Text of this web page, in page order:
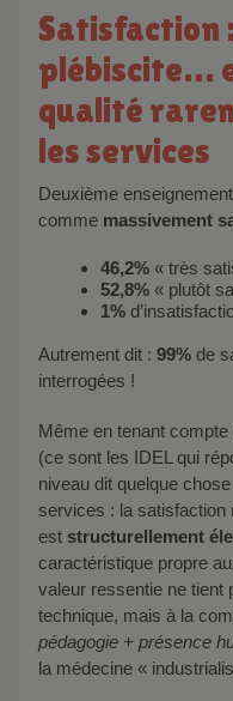
Satisfaction : quasi-
plébiscite…
qualité
les services
Deuxième enseignement : vos patients sont perçus
comme massivement
46,2% « très
52,8% « plutôt
1%
Autrement dit : 99% de
interrogées !
Même en tenant compte d’un possible biais de perception
(ce sont les IDEL qui
niveau dit quelque
services : la satisfaction
est structurellement
caractéristique propre
valeur ressentie ne tient
technique, mais à la
pédagogie + présence
la médecine «